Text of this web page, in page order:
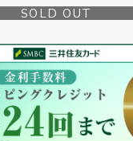
SOLD OUT